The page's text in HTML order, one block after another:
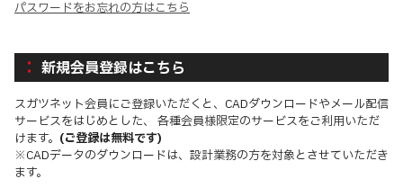
パスワードをお忘れの方はこちら
新規会員登録はこちら
スガツネット会員にご登録いただくと、CADダウンロードやメール配信
サービスをはじめとした、 各種会員様限定のサービスをご利用いただ
けます。 (ご登録は無料です)
※CADデータのダウンロードは、設計業務の方を対象とさせていただき
ます。